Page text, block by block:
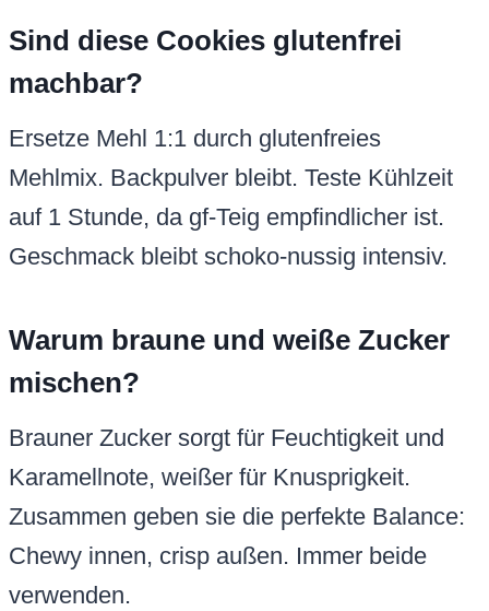
Sind diese Cookies glutenfrei
machbar?
Ersetze Mehl 1:1 durch glutenfreies
Mehlmix. Backpulver bleibt. Teste Kühlzeit
auf 1 Stunde, da gf-Teig empfindlicher ist.
Geschmack bleibt schoko-nussig intensiv.
Warum braune und weiße Zucker
mischen?
Brauner Zucker sorgt für Feuchtigkeit und
Karamellnote, weißer für Knusprigkeit.
Zusammen geben sie die perfekte Balance:
Chewy innen, crisp außen. Immer beide
verwenden.